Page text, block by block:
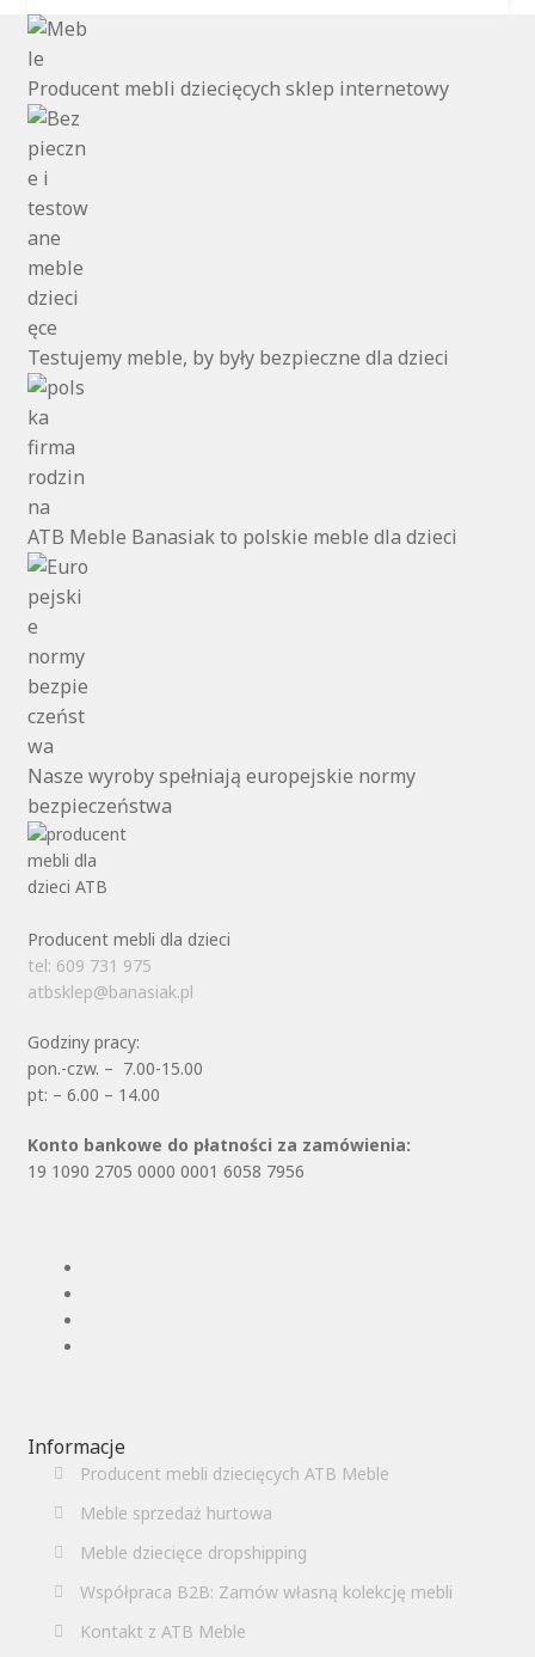
Producent mebli dziecięcych sklep internetowy
Testujemy meble, by były bezpieczne dla dzieci
ATB Meble Banasiak to polskie meble dla dzieci
Nasze wyroby spełniają europejskie normy
bezpieczeństwa
Producent mebli dla dzieci
tel: 609 731 975
atbsklep@banasiak.pl
Godziny pracy:
pon.-czw. – 7.00-15.00
pt: – 6.00 – 14.00
Konto bankowe do płatności za zamówienia:
19 1090 2705 0000 0001 6058 7956
Informacje
Producent mebli dziecięcych ATB Meble
Meble sprzedaż hurtowa
Meble dziecięce dropshipping
Współpraca B2B: Zamów własną kolekcję mebli
Kontakt z ATB Meble